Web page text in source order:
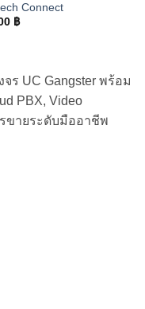
Connect
฿
ร UC Gangster พร้อม
PBX, Video
ขายระดับมืออาชีพ